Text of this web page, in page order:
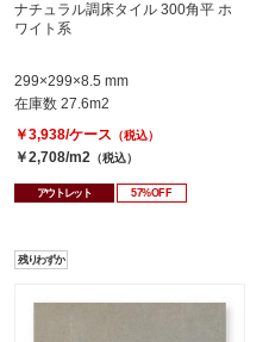
ナチュラル調床タイル 300角平 ホ
ワイト系
299×299×8.5 mm
在庫数 27.6m2
￥3,938/ケース （税込）
￥2,708/m2 （税込）
アウトレット 57%OFF
残りわずか